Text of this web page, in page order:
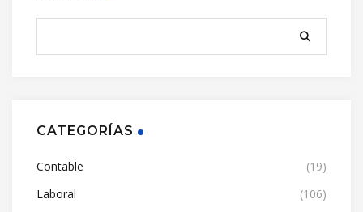
CATEGORÍAS
Contable
(19)
Laboral
(106)